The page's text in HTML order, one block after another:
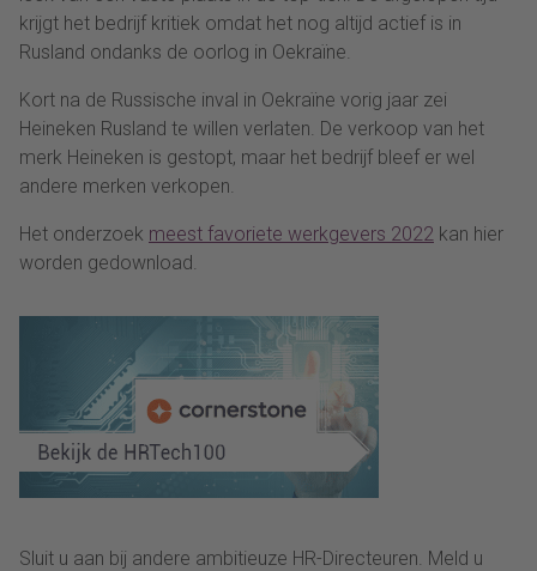
krijgt het bedrijf kritiek omdat het nog altijd actief is in
Rusland ondanks de oorlog in Oekraïne.
Kort na de Russische inval in Oekraïne vorig jaar zei
Heineken Rusland te willen verlaten. De verkoop van het
merk Heineken is gestopt, maar het bedrijf bleef er wel
andere merken verkopen.
Het onderzoek meest favoriete werkgevers 2022 kan hier
worden gedownload.
Sluit u aan bij andere ambitieuze HR-Directeuren. Meld u